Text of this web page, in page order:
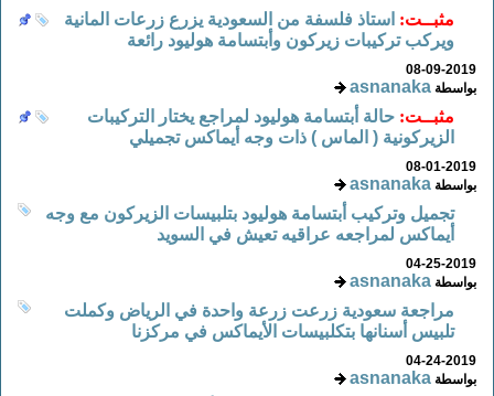
مثبــت:
استاذ فلسفة من السعودية يزرع زرعات المانية
ويركب تركيبات زيركون وأبتسامة هوليود رائعة
08-09-2019
بواسطةasnanaka
مثبــت: حالة أبتسامة هوليود لمراجع يختار التركيبات
الزيركونية ( الماس ) ذات وجه أيماكس تجميلي
08-01-2019
بواسطةasnanaka
تجميل وتركيب أبتسامة هوليود بتلبيسات الزيركون مع وجه
أيماكس لمراجعه عراقيه تعيش في السويد
04-25-2019
بواسطةasnanaka
مراجعة سعودية زرعت زرعة واحدة في الرياض وكملت
تلبيس أسنانها بتكلبيسات الأيماكس في مركزنا
04-24-2019
بواسطةasnanaka